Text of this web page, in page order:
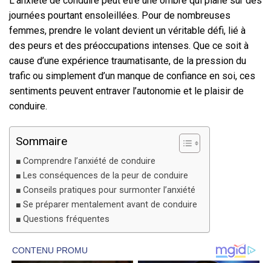
journées pourtant ensoleillées. Pour de nombreuses
femmes, prendre le volant devient un véritable défi, lié à
des peurs et des préoccupations intenses. Que ce soit à
cause d’une expérience traumatisante, de la pression du
trafic ou simplement d’un manque de confiance en soi, ces
sentiments peuvent entraver l’autonomie et le plaisir de
conduire.
Sommaire
Comprendre l’anxiété de conduire
Les conséquences de la peur de conduire
Conseils pratiques pour surmonter l’anxiété
Se préparer mentalement avant de conduire
Questions fréquentes